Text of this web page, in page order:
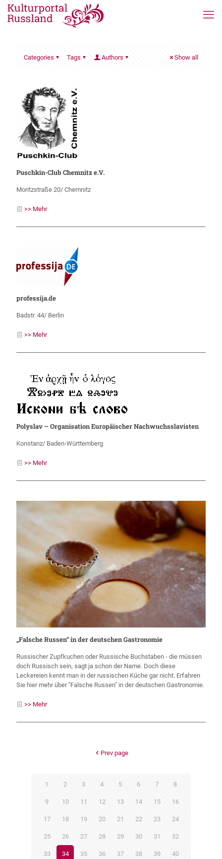
Categories Tags Authors Show all
Puschkin-Club Chemnitz e.V.
Moritzstraße 20/ Chemnitz
>> Mehr
professija.de
Badstr. 44/ Berlin
>> Mehr
Polyslav – Organisation Europäischer Nachwuchsslavisten
Konstanz/ Baden-Württemberg
>> Mehr
„Falsche Russen“ in der deutschen Gastronomie
Russischer Zupfkuchen oder Russische Buchstaben - die müssen
doch Russisch sein, sagt ja schon der Name. Doch diese
Leckereien kennt man in der russischen Küche gar nicht. Erfahren
Sie hier mehr über "Falsche Russen" in der deutschen Gastronomie.
>> Mehr
Prev page
1 2 3 4 5 6 7 8
9 10 11 12 13 14 15 16
17 18 19 20 21 22 23 24
25 26 27 28 29 30 31 32
33 34 35 36 37 38 39 40